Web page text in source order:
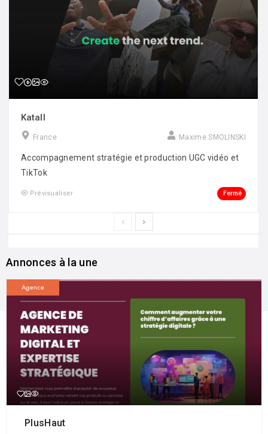
Katall
France Maxime SMOLINSKI
Accompagnement stratégie et production UGC vidéo et
TikTok
Prévisualiser Fermé
Annonces à la une
Agence
PlusHaut